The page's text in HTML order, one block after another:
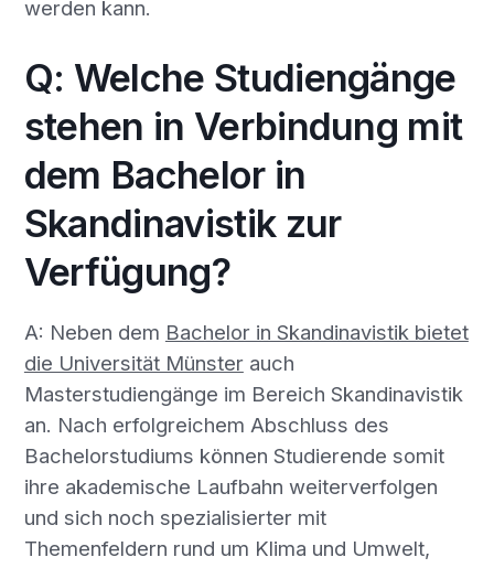
werden kann.
Q: Welche Studiengänge
stehen in Verbindung mit
dem Bachelor in
Skandinavistik zur
Verfügung?
A: Neben dem Bachelor in Skandinavistik bietet
die Universität Münsterauch
Masterstudiengänge im Bereich Skandinavistik
an. Nach erfolgreichem Abschluss des
Bachelorstudiums können Studierende somit
ihre akademische Laufbahn weiterverfolgen
und sich noch spezialisierter mit
Themenfeldern rund um Klima und Umwelt,